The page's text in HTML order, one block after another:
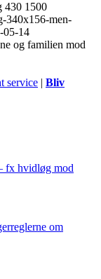
430 1500
340x156-men-
05-14
og familien mod
| Bliv
fx hvidløg mod
om